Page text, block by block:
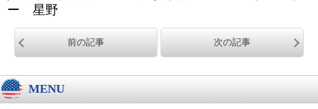
ー 星野
前の記事 次の記事
MENU